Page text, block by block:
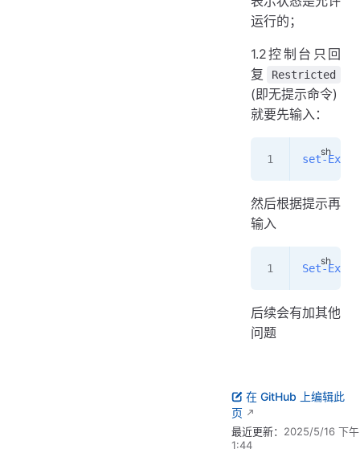
运行的；
1.2控制台只回
复
Restricted
(即无提示命令)
就要先输入：
set-
然后根据提示再
输入
Set-
后续会有加其他
问题
在 GitHub 上编辑此
页
最近更新： 2025/5/16 下午
1:44